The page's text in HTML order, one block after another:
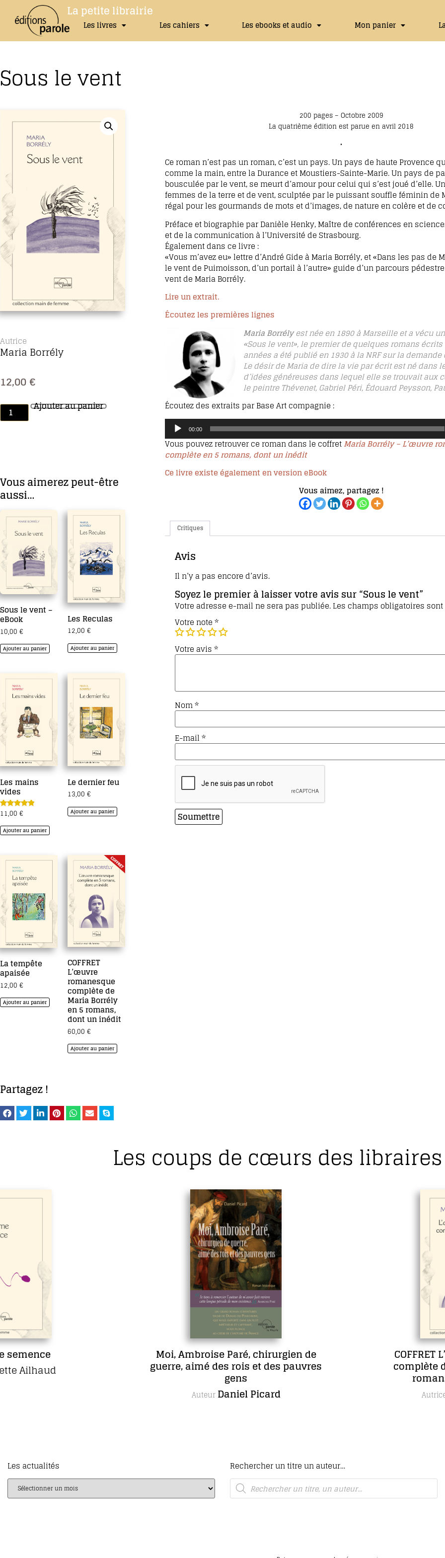
La petite librairie
Les livres Les cahiers Les ebooks et audio Mon panier
Sous le vent
Autrice
Maria Borrély
12,00€
Ajouter au panier
Vous aimerez peut-être
aussi…
Sous le vent –
eBook
10,00 €
Ajouter au panier
Les Reculas
12,00€
Ajouter au panier
Les mains
vides
Note
5.00
11,00 €
Ajouter au panier
Le dernier feu
13,00€
Ajouter au panier
La tempête
apaisée
12,00 €
Ajouter au panier
COFFRET
L’œuvre
romanesque
complète de
Maria Borrély
en 5 romans,
dont un inédit
60,00€
Ajouter au panier
Partagez !
200 pages – Octobre 2009
La quatrième édition est parue en avril 2018
•
Ce roman n’est pas un roman, c’est un pays. Un pays de haute Provence
comme la main, entre la Durance et Moustiers-Sainte-Marie. Un pays de
bousculée par le vent, se meurt d’amour pour celui qui s’est joué d’elle.
femmes de la terre et de vent, sculptée par le puissant souffle féminin de
régal pour les gourmands de mots et d’images, de nature en colère et de
Préface et biographie par Danièle Henky, Maître de conférences en
et de la communication à l’Université de Strasbourg.
Également dans ce livre :
«Vous m’avez eu» lettre d’André Gide à Maria Borrély, et «Dans les pas de
le vent de Puimoisson, d’un portail à l’autre» guide d’un parcours
vent de Maria Borrély.
Lire un extrait.
Écoutez les premières lignes
Maria Borrélyest née en 1890 à Marseille et a vécu
«Sous le vent», le premier de quelques romans
années a été publié en 1930 à la NRF sur la demande
Le désir de Maria de dire la vie par écrit est né dans
d’idées généreuses dans lequel elle se trouvait aux
le peintre Thévenet, Gabriel Péri, Édouard Peysson,
Écoutez des extraits par Base Art compagnie :
Lecteur
audio
00:00
Vous pouvez retrouver ce roman dans le coffretMaria Borrély – L’œuvre
complète en 5 romans, dont un inédit
Ce livre existe également en version eBook
Vous aimez, partagez !
Critiques
Avis
Il n’y a pas encore d’avis.
Soyez le premier à laisser votre avis sur “Sous le vent”
Votre adresse e-mail ne sera pas publiée.Les champs obligatoires
Votre note*
Votre avis*
Nom*
E-mail*
Les coups de cœurs des
Moi, Ambroise Paré, chirurgien de
guerre, aimé des rois et des pauvres
COFFRET L’œuvre romanesque
complète de Maria Borrély en 5
romans, dont un inédit
Les actualités Rechercher un titre un auteur…